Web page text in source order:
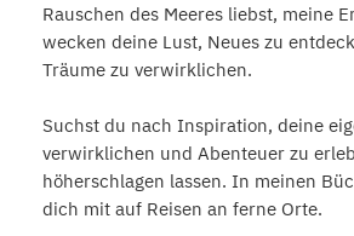
Rauschen des Meeres liebst, meine
wecken deine Lust, Neues zu
Träume zu verwirklichen.
Suchst du nach Inspiration, deine
verwirklichen und Abenteuer zu
höherschlagen lassen. In meinen
dich mit auf Reisen an ferne Orte.